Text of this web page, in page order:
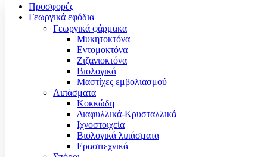
Προσφορές
Γεωργικά εφόδια
Γεωργικά φάρμακα
Μυκητοκτόνα
Εντομοκτόνα
Ζιζανιοκτόνα
Βιολογικά
Μαστίχες εμβολιασμού
Λιπάσματα
Κοκκώδη
Διαφυλλικά-Κρυσταλλικά
Ιχνοστοιχεία
Βιολογικά λιπάσματα
Ερασιτεχνικά